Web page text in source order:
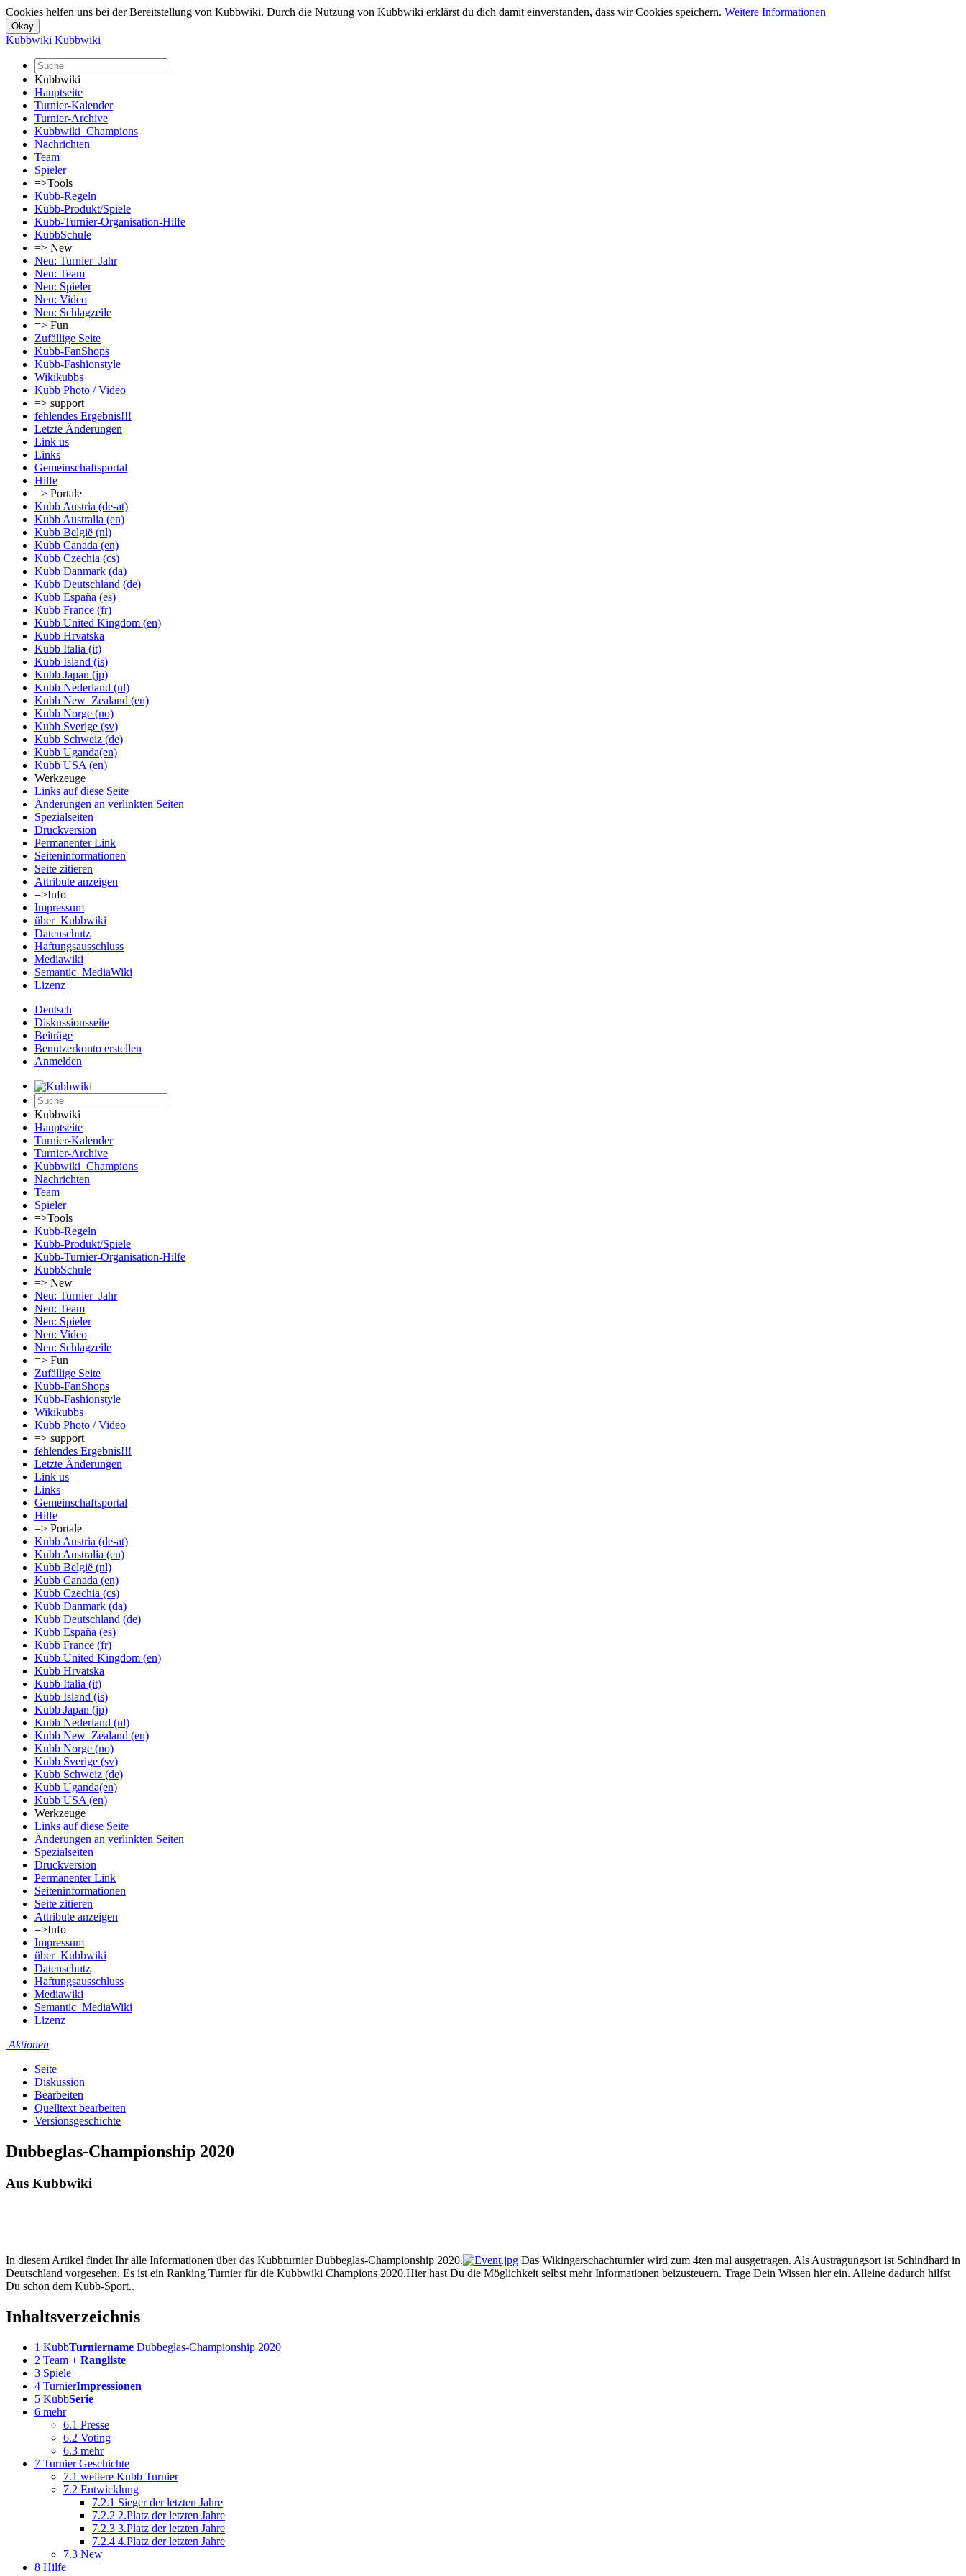
Cookies helfen uns bei der Bereitstellung von Kubbwiki. Durch die Nutzung von Kubbwiki erklärst du dich damit einverstanden, dass wir Cookies speichern. Weitere Informationen
Kubbwiki Kubbwiki
Kubbwiki
Hauptseite
Turnier-Kalender
Turnier-Archive
Kubbwiki_Champions
Nachrichten
Team
Spieler
=>Tools
Kubb-Regeln
Kubb-Produkt/Spiele
Kubb-Turnier-Organisation-Hilfe
KubbSchule
=> New
Neu: Turnier_Jahr
Neu: Team
Neu: Spieler
Neu: Video
Neu: Schlagzeile
=> Fun
Zufällige Seite
Kubb-FanShops
Kubb-Fashionstyle
Wikikubbs
Kubb Photo / Video
=> support
fehlendes Ergebnis!!!
Letzte Änderungen
Link us
Links
Gemeinschafts­portal
Hilfe
=> Portale
Kubb Austria (de-at)
Kubb Australia (en)
Kubb België (nl)
Kubb Canada (en)
Kubb Czechia (cs)
Kubb Danmark (da)
Kubb Deutschland (de)
Kubb España (es)
Kubb France (fr)
Kubb United Kingdom (en)
Kubb Hrvatska
Kubb Italia (it)
Kubb Island (is)
Kubb Japan (jp)
Kubb Nederland (nl)
Kubb New_Zealand (en)
Kubb Norge (no)
Kubb Sverige (sv)
Kubb Schweiz (de)
Kubb Uganda(en)
Kubb USA (en)
Werkzeuge
Links auf diese Seite
Änderungen an verlinkten Seiten
Spezialseiten
Druckversion
Permanenter Link
Seiten­informationen
Seite zitieren
Attribute anzeigen
=>Info
Impressum
über_Kubbwiki
Datenschutz
Haftungsausschluss
Mediawiki
Semantic_MediaWiki
Lizenz
Deutsch
Diskussionsseite
Beiträge
Benutzerkonto erstellen
Anmelden
Kubbwiki
Hauptseite
Turnier-Kalender
Turnier-Archive
Kubbwiki_Champions
Nachrichten
Team
Spieler
=>Tools
Kubb-Regeln
Kubb-Produkt/Spiele
Kubb-Turnier-Organisation-Hilfe
KubbSchule
=> New
Neu: Turnier_Jahr
Neu: Team
Neu: Spieler
Neu: Video
Neu: Schlagzeile
=> Fun
Zufällige Seite
Kubb-FanShops
Kubb-Fashionstyle
Wikikubbs
Kubb Photo / Video
=> support
fehlendes Ergebnis!!!
Letzte Änderungen
Link us
Links
Gemeinschafts­portal
Hilfe
=> Portale
Kubb Austria (de-at)
Kubb Australia (en)
Kubb België (nl)
Kubb Canada (en)
Kubb Czechia (cs)
Kubb Danmark (da)
Kubb Deutschland (de)
Kubb España (es)
Kubb France (fr)
Kubb United Kingdom (en)
Kubb Hrvatska
Kubb Italia (it)
Kubb Island (is)
Kubb Japan (jp)
Kubb Nederland (nl)
Kubb New_Zealand (en)
Kubb Norge (no)
Kubb Sverige (sv)
Kubb Schweiz (de)
Kubb Uganda(en)
Kubb USA (en)
Werkzeuge
Links auf diese Seite
Änderungen an verlinkten Seiten
Spezialseiten
Druckversion
Permanenter Link
Seiten­informationen
Seite zitieren
Attribute anzeigen
=>Info
Impressum
über_Kubbwiki
Datenschutz
Haftungsausschluss
Mediawiki
Semantic_MediaWiki
Lizenz
Aktionen
Seite
Diskussion
Bearbeiten
Quelltext bearbeiten
Versionsgeschichte
Dubbeglas-Championship 2020
Aus Kubbwiki
In diesem Artikel findet Ihr alle Informationen über das Kubbturnier Dubbeglas-Championship 2020.
Das Wikingerschachturnier wird zum 4ten mal ausgetragen. Als Austragungsort ist Schindhard in
Deutschland vorgesehen. Es ist ein Ranking Turnier für die Kubbwiki Champions 2020.Hier hast Du die Möglichkeit selbst mehr Informationen beizusteuern. Trage Dein Wissen hier ein. Alleine dadurch hilfst
Du schon dem Kubb-Sport..
Inhaltsverzeichnis
1 KubbTurniername Dubbeglas-Championship 2020
2 Team + Rangliste
3 Spiele
4 TurnierImpressionen
5 KubbSerie
6 mehr
6.1 Presse
6.2 Voting
6.3 mehr
7 Turnier Geschichte
7.1 weitere Kubb Turnier
7.2 Entwicklung
7.2.1 Sieger der letzten Jahre
7.2.2 2.Platz der letzten Jahre
7.2.3 3.Platz der letzten Jahre
7.2.4 4.Platz der letzten Jahre
7.3 New
8 Hilfe